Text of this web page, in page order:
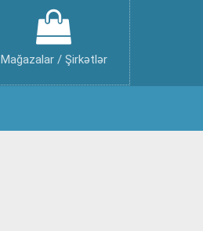
Mağazalar / Şirkətlər